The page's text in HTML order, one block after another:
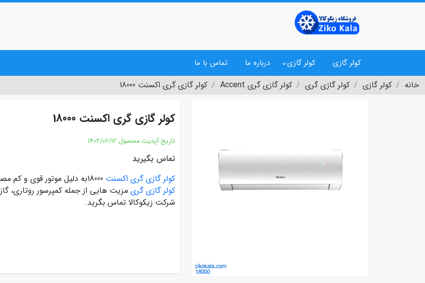
کولر گازی کولر گازی درباره ما تماس با ما
خانه کولر گازی کولر گازی گری کولر گازی گری Accent کولر گازی گری اکسنت 18000
کولر گازی گری اکسنت 18000
تاریخ آپدیت محصول 1402/06/12
تماس بگیرید
کولر گازی گری اکسنت
کولر گازی گری مزیت هایی از جمله کمپرسور روتاری، گاز R410a و.... دارد. شما میتوانید برای
شرکت زیکوکالا تماس بگرید.